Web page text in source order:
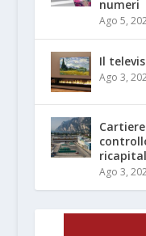
numeri
Ago 5,
Il
Ago 3,
Ago 3,